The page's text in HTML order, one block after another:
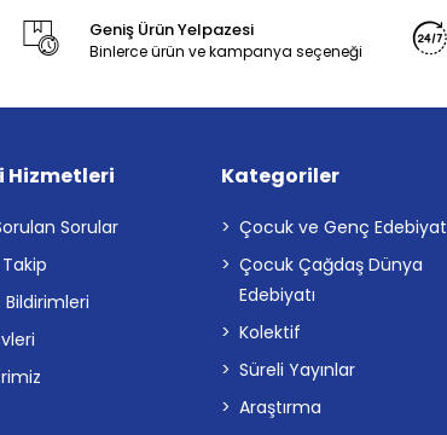
Geniş Ürün Yelpazesi
Binlerce ürün ve kampanya seçeneği
Hizmetleri
Sorular
Bildirimleri
Kategoriler
Çocuk ve Genç Edebiyat
Çocuk Çağdaş Dünya
Edebiyatı
Kolektif
Süreli Yayınlar
Araştırma